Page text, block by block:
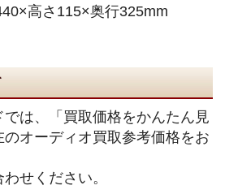
高さ115×奥行325mm
は、「買取価格をかんたん見
オーディオ買取参考価格をお
せください。